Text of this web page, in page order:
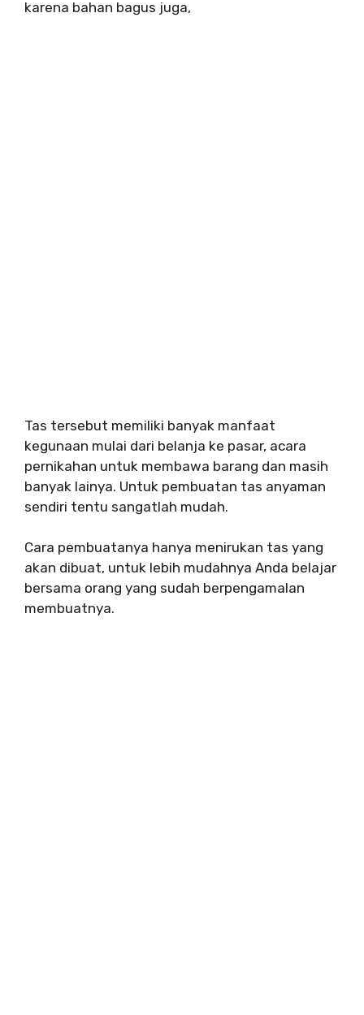
karena bahan bagus juga,
Tas tersebut memiliki banyak manfaat
kegunaan mulai dari belanja ke pasar, acara
pernikahan untuk membawa barang dan masih
banyak lainya. Untuk pembuatan tas anyaman
sendiri tentu sangatlah mudah.
Cara pembuatanya hanya menirukan tas yang
akan dibuat, untuk lebih mudahnya Anda belajar
bersama orang yang sudah berpengamalan
membuatnya.